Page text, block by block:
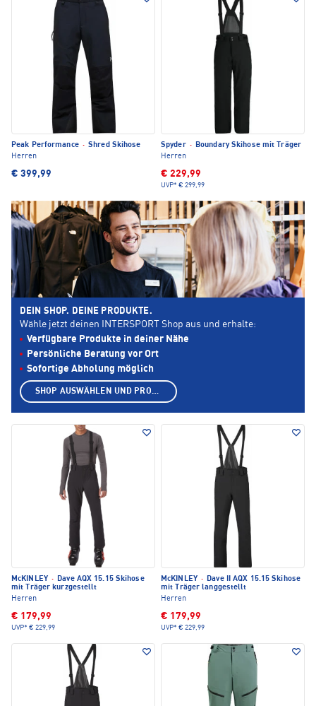
Peak Performance · Shred Skihose
Herren
€ 399,99
Spyder ·
Boundary Skihose mit Träger
Herren
€ 229,99
UVP* € 299,99
McKINLEY · Dave AQX 15.15 Skihose
mit Träger kurzgestellt
Herren
€ 179,99
UVP* € 229,99
McKINLEY · Dave II AQX 15.15 Skihose
mit Träger langgestellt
Herren
€ 179,99
UVP* € 229,99
DEIN SHOP. DEINE PRODUKTE.
Wähle jetzt deinen INTERSPORT Shop aus und erhalte:
Verfügbare Produkte in deiner Nähe
Persönliche Beratung vor Ort
Sofortige Abholung möglich
SHOP AUSWÄHLEN UND PRODUKTE ANZEIGEN